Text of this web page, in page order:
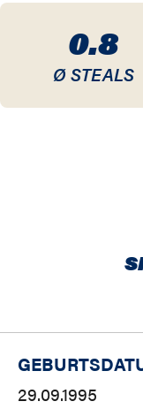
0.8
Ø STEALS
29.09.1995